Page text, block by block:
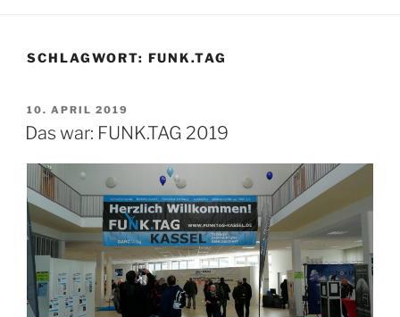
SCHLAGWORT: FUNK.TAG
VERÖFFENTLICHT
AM
10. APRIL 2019
Das war: FUNK.TAG 2019